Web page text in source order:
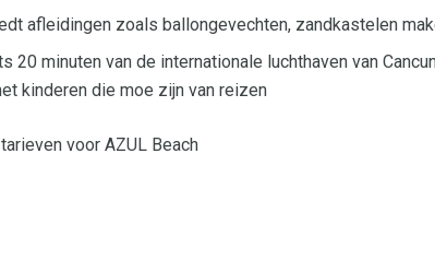
afleidingen zoals ballongevechten, zandkastelen
20 minuten van de internationale luchthaven van
kinderen die moe zijn van reizen
voor AZUL Beach